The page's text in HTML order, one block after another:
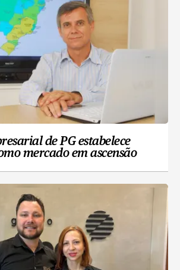
de PG estabelece
mercado em ascensão